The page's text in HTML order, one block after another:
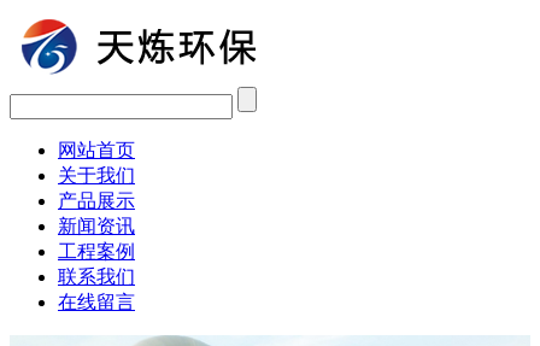
网站首页
关于我们
产品展示
新闻资讯
工程案例
联系我们
在线留言